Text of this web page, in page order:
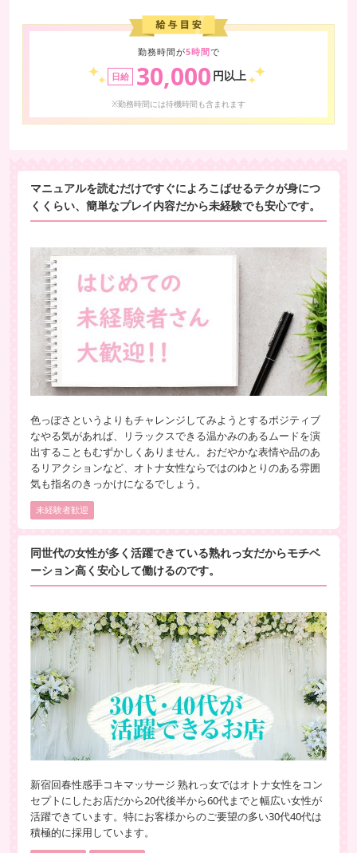
勤務時間が5時間で
日給 30,000 円以上
※勤務時間には待機時間も含まれます
マニュアルを読むだけですぐによろこばせるテクが身につ
くくらい、簡単なプレイ内容だから未経験でも安心です。
色っぽさというよりもチャレンジしてみようとするポジティブ
なやる気があれば、リラックスできる温かみのあるムードを演
出することもむずかしくありません。おだやかな表情や品のあ
るリアクションなど、オトナ女性ならではのゆとりのある雰囲
気も指名のきっかけになるでしょう。
未経験者歓迎
同世代の女性が多く活躍できている熟れっ女だからモチベ
ーション高く安心して働けるのです。
新宿回春性感手コキマッサージ 熟れっ女ではオトナ女性をコン
セプトにしたお店だから20代後半から60代までと幅広い女性が
活躍できています。特にお客様からのご要望の多い30代40代は
積極的に採用しています。